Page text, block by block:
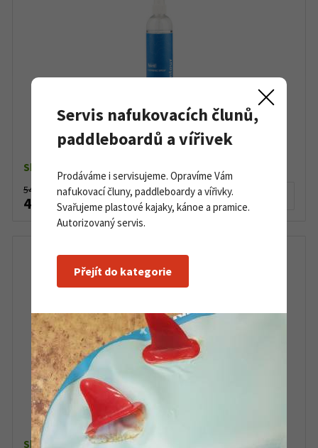
Contour Hybrid Cleaning Spray 300 ml
Skladem
549 Kč
499 Kč Detail produktu
Backcountry boty Alpina Tourer Free
Skladem dle varianty
Servis nafukovacích člunů,
paddleboardů a vířivek
Prodáváme i servisujeme. Opravíme Vám
nafukovací čluny, paddleboardy a vířivky.
Svařujeme plastové kajaky, kánoe a pramice.
Autorizovaný servis.
Přejít do kategorie